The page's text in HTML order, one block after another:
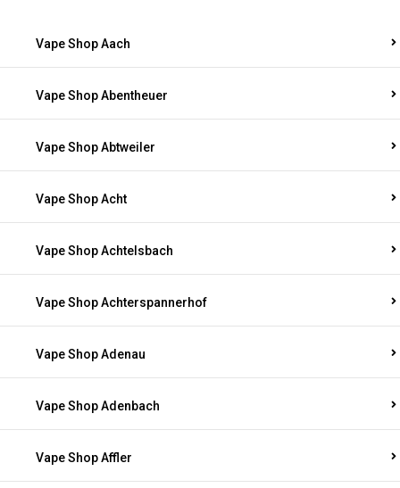
Vape Shop Aach
Vape Shop Abentheuer
Vape Shop Abtweiler
Vape Shop Acht
Vape Shop Achtelsbach
Vape Shop Achterspannerhof
Vape Shop Adenau
Vape Shop Adenbach
Vape Shop Affler